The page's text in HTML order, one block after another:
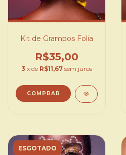
Kit de Grampos Folia
R$35,00
3 x de R$11,67 sem juros
COMPRAR
ESGOTADO